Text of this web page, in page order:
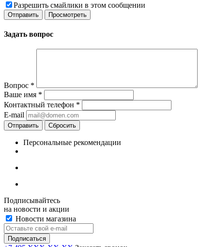
Разрешить смайлики в этом сообщении
Задать вопрос
Вопрос *
Ваше имя *
Контактный телефон *
E-mail
Отправить Сбросить
Персональные рекомендации
Подписывайтесь
на новости и акции
Новости магазина